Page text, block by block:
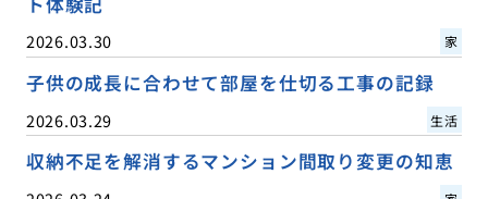
2026.03.30 家
子供の成長に合わせて部屋を仕切る工事の記録
2026.03.29 生活
収納不足を解消するマンション間取り変更の知恵